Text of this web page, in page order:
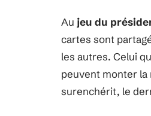
Au jeu du
cartes sont
les autres. Celui
peuvent monter la
surenchérit, le